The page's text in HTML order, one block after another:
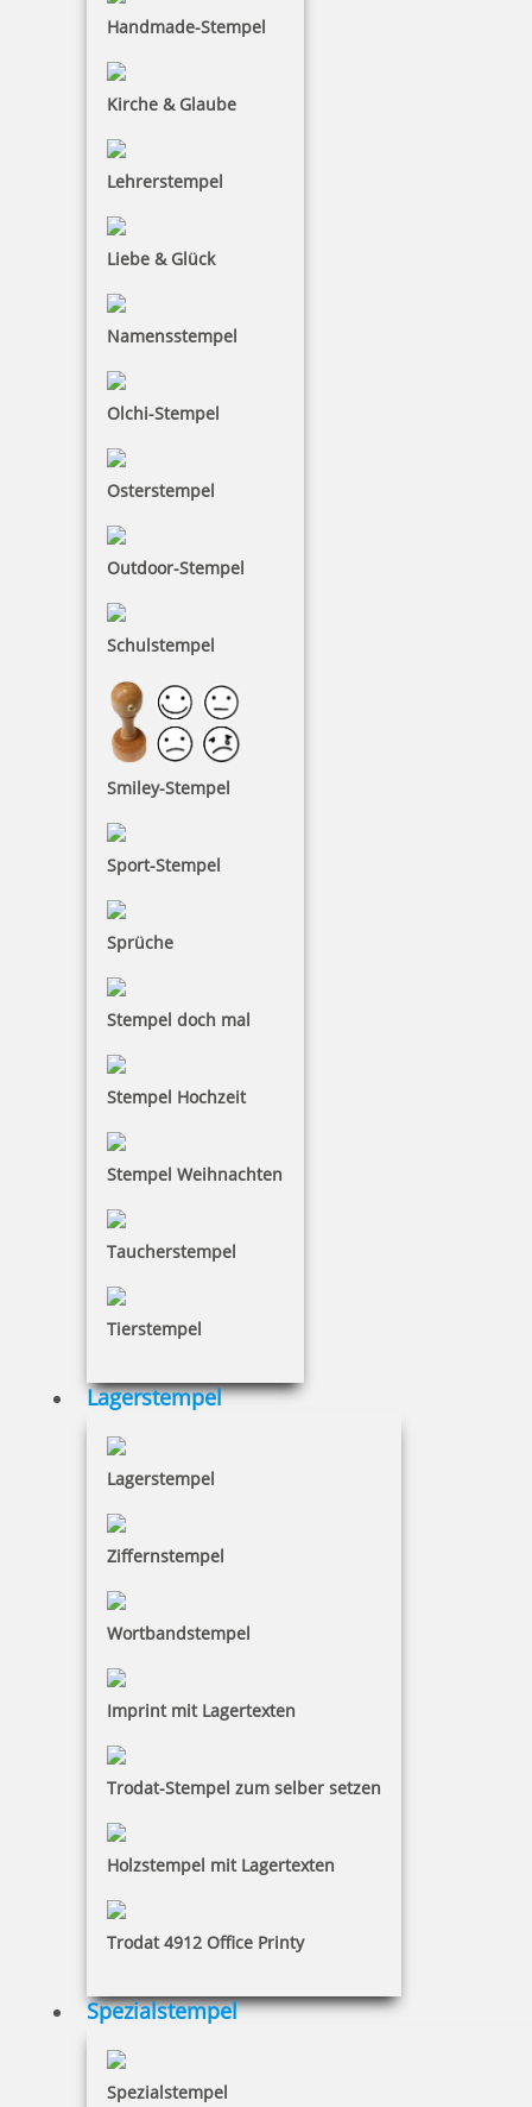
Handmade-Stempel
Kirche & Glaube
Lehrerstempel
Liebe & Glück
Namensstempel
Olchi-Stempel
Osterstempel
Outdoor-Stempel
Schulstempel
Smiley-Stempel
Sport-Stempel
Sprüche
Stempel doch mal
Stempel Hochzeit
Stempel Weihnachten
Taucherstempel
Tierstempel
Lagerstempel
Lagerstempel
Ziffernstempel
Wortbandstempel
Imprint mit Lagertexten
Trodat-Stempel zum selber setzen
Holzstempel mit Lagertexten
Trodat 4912 Office Printy
Spezialstempel
Spezialstempel
Stempelkissen. Bei dem Trodat-Datumstempel wird
der Tag und das Jahr in Zahlen abgedruckt. Der
Monat wird abgekürzt in Buchstaben abgedruckt.